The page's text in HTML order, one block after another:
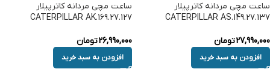
ساعت مچی مردانه کاترپیلار
CATERPILLAR AS.149.27.137
27,990,000تومان
افزودن به سبد خرید
ساعت مچی مردانه کاترپیلار
CATERPILLAR AK.169.27.127
26,990,000تومان
افزودن به سبد خرید